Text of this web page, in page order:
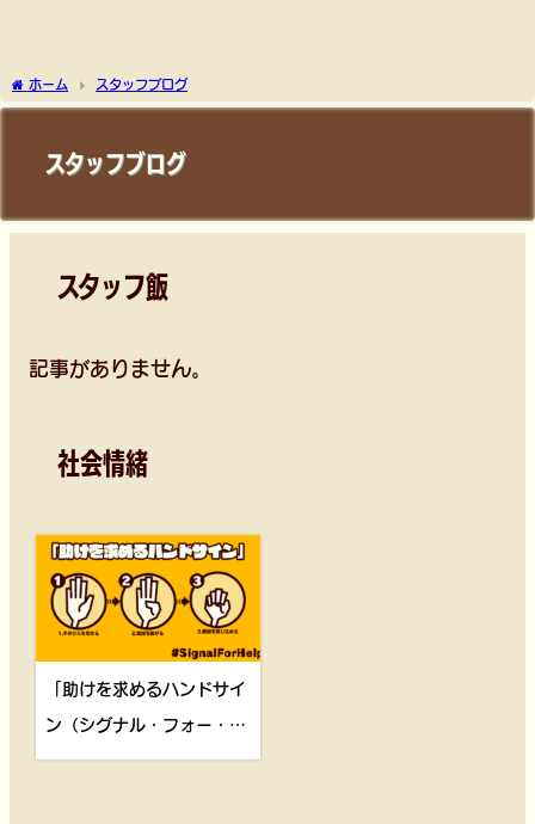
ホーム スタッフブログ
スタッフブログ
スタッフ飯
記事がありません。
社会情緒
「助けを求めるハンドサイ
ン（シグナル・フォー・ヘ
ルプ）」#SignalForHelp